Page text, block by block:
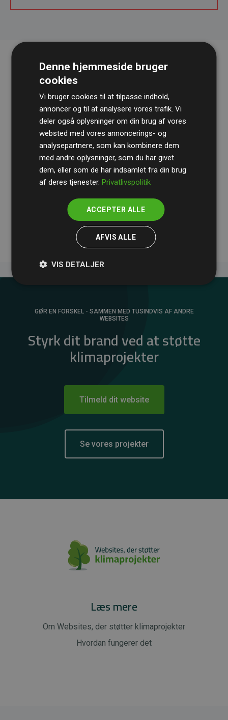
RevisionshusetBDOgennemgår løbende vores
beregninger og metode for at sikre gennemsigtighed
og pålidelighed.
Deres revision dokumenterer, at vores investeringer i
medlemmernes websites estimerede CO₂-
GØR EN FORSKEL - SAMMEN MED TUSINDVIS AF ANDRE
WEBSITES
Styrk dit brand ved at støtte
klimaprojekter
Tilmeld dit website
Se vores projekter
Læs mere
Om Websites, der støtter klimaprojekter
Hvordan fungerer det
Denne hjemmeside bruger
cookies
Vi bruger cookies til at tilpasse indhold,
annoncer og til at analysere vores trafik. Vi
deler også oplysninger om din brug af vores
websted med vores annoncerings- og
analysepartnere, som kan kombinere dem
med andre oplysninger, som du har givet
dem, eller som de har indsamlet fra din brug
af deres tjenester.Privatlivspolitik
ACCEPTER ALLE
AFVIS ALLE
VIS DETALJER